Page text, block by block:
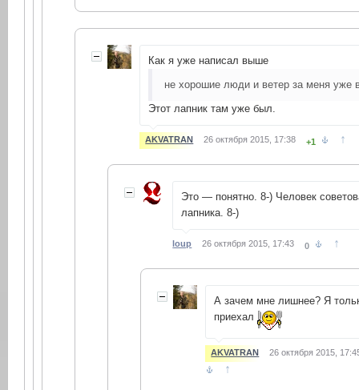
Как я уже написал выше
не хорошие люди и ветер за меня уже
Этот лапник там уже был.
AKVATRAN 26 октября 2015, 17:38 +1 ↑
Это — понятно. 8-) Человек
лапника. 8-)
loup 26 октября 2015, 17:43 0 ↑
А зачем мне лишнее? Я
приехал
AKVATRAN 26 октября 2015,
↑